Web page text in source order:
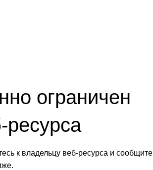
ограничен
к владельцу веб-ресурса и сообщите